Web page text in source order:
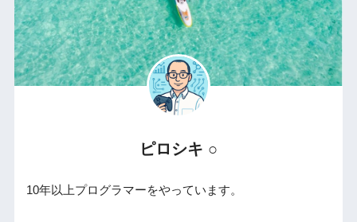
ピロシキ ○
10年以上プログラマーをやっています。